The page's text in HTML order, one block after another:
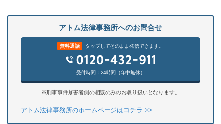
アトム法律事務所へのお問合せ
無料通話 タップしてそのまま発信できます。
受付時間：24時間（年中無休）
※刑事事件加害者側の相談のみのお取り扱いとなります。
アトム法律事務所のホームページはコチラ >>